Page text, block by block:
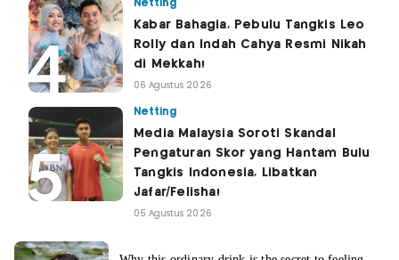
Netting
Kabar Bahagia, Pebulu Tangkis Leo
Rolly dan Indah Cahya Resmi Nikah
di Mekkah!
06 Agustus 2026
Netting
Media Malaysia Soroti Skandal
Pengaturan Skor yang Hantam Bulu
Tangkis Indonesia, Libatkan
Jafar/Felisha!
05 Agustus 2026